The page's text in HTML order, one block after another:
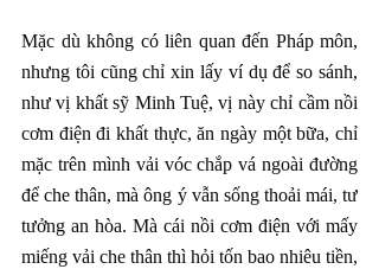
Mặc dù không có liên quan đến Pháp môn,
nhưng tôi cũng chỉ xin lấy ví dụ để so sánh,
như vị khất sỹ Minh Tuệ, vị này chỉ cầm nồi
cơm điện đi khất thực, ăn ngày một bữa, chỉ
mặc trên mình vải vóc chắp vá ngoài đường
để che thân, mà ông ý vẫn sống thoải mái, tư
tưởng an hòa. Mà cái nồi cơm điện với mấy
miếng vải che thân thì hỏi tốn bao nhiêu tiền,